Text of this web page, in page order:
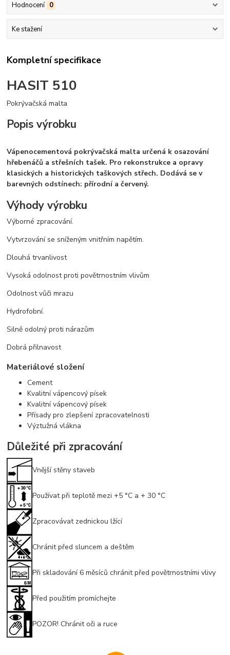
Hodnocení 0
Ke stažení
Kompletní specifikace
HASIT 510
Pokrývačská malta
Popis výrobku
Vápenocementová pokrývačská malta určená k osazování
hřebenáčů a střešních tašek. Pro rekonstrukce a opravy
klasických a historických taškových střech. Dodává se v
barevných odstínech: přírodní a červený.
Výhody výrobku
Výborné zpracování.
Vytvrzování se sníženým vnitřním napětím.
Dlouhá trvanlivost
Vysoká odolnost proti povětrnostním vlivům
Odolnost vůči mrazu
Hydrofobní.
Silně odolný proti nárazům
Dobrá přilnavost
Materiálové složení
Cement
Kvalitní vápencový písek
Kvalitní vápencový písek
Přísady pro zlepšení zpracovatelnosti
Výztužná vlákna
Důležité při zpracování
Vnější stěny staveb
Používat při teplotě mezi +5 °C a + 30 °C
Zpracovávat zednickou lžící
Chránit před sluncem a deštěm
Při skladování 6 měsíců chránit před povětrnostními vlivy
Před použitím promíchejte
POZOR! Chránit oči a ruce